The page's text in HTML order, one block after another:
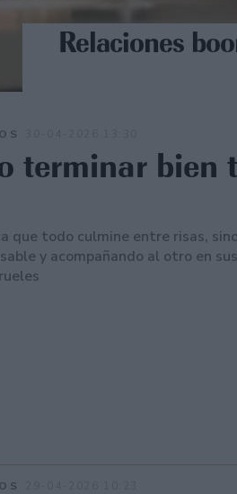
Relaciones
terminar bien
que todo culmine entre risas,
y acompañando al otro en sus